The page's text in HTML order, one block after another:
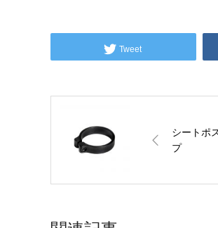
Tweet
シートポ
プ